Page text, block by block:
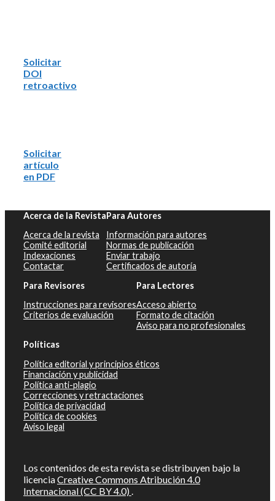
Solicitar
DOI
retroactivo
Solicitar
artículo
en PDF
Acerca de la Revista
Acerca de la revista
Comité editorial
Indexaciones
Contactar
Para Autores
Información para autores
Normas de publicación
Enviar trabajo
Certificados de autoría
Para Revisores
Instrucciones para revisores
Criterios de evaluación
Para Lectores
Acceso abierto
Formato de citación
Aviso para no profesionales
Políticas
Política editorial y principios éticos
Financiación y publicidad
Política anti-plagio
Correcciones y retractaciones
Política de privacidad
Política de cookies
Aviso legal
Los contenidos de esta revista se distribuyen bajo la
licenciaCreative Commons Atribución 4.0
Internacional (CC BY 4.0) .